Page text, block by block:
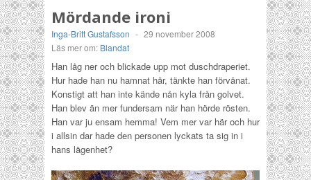
Mördande ironi
Inga-Britt Gustafsson - 29 november 2008
Läs mer om: Blandat
Han låg ner och blickade upp mot duschdraperiet.
Hur hade han nu hamnat här, tänkte han förvånat.
Konstigt att han inte kände nån kyla från golvet.
Han blev än mer fundersam när han hörde rösten.
Han var ju ensam hemma! Vem mer var här och hur
i allsin dar hade den personen lyckats ta sig in i
hans lägenhet?